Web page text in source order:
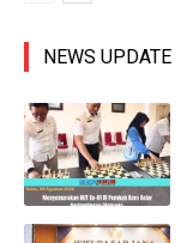
NEWS UPDATE